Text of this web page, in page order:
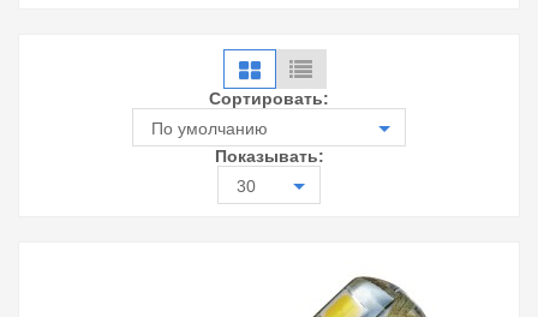
Сортировать:
По умолчанию
Показывать:
30